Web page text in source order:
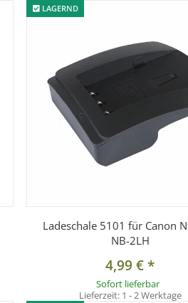
LAGERND
Ladeschale 5101 für Canon
NB-2LH
4,99 €*
Sofort lieferbar
Lieferzeit: 1 - 2 Werktage